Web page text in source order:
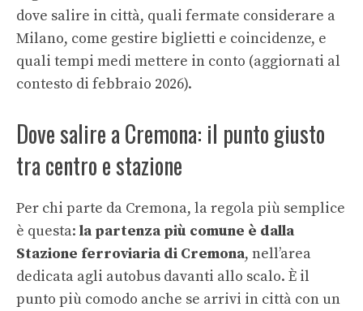
dove salire in città, quali fermate considerare a
Milano, come gestire biglietti e coincidenze, e
quali tempi medi mettere in conto (aggiornati al
contesto di febbraio 2026).
Dove salire a Cremona: il punto giusto
tra centro e stazione
Per chi parte da Cremona, la regola più semplice
è questa: la partenza più comune è dalla
Stazione ferroviaria di Cremona, nell’area
dedicata agli autobus davanti allo scalo. È il
punto più comodo anche se arrivi in città con un